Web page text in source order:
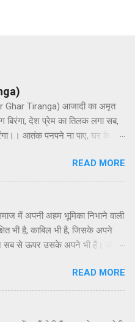
Ghar Tiranga) आजादी का अमृत
बिरंगा, देश प्रेम का तिलक लगा सब,
आतंक पनपने ना पाए, घर के भेदी
तिरंगा।। हर अतिथि का हो
करते हम वंदन, इस देश की माटी जैसे
गंगा। हर घर में लहराओ तिरंगा।।
READ MORE
में अपनी अहम भूमिका निभाने वाली
भी है, काबिल भी है, जिसके अपने
सब से ऊपर उसके अपने भी हैं। जो
हंसते बलिदान दे देती है और फिर भी
रह जाता है। मेरा एक छोटा
के बारे में कुछ कहने का जिसका पूरा
गृहणी कहते हैं। कभी तंगी में कभी
READ MORE